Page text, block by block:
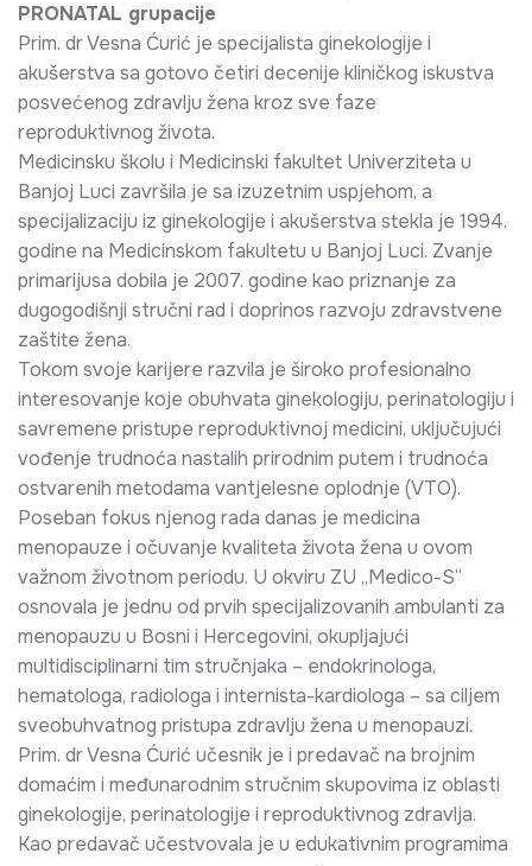
PRONATAL grupacije
Prim. dr Vesna Ćurić je specijalista ginekologije i
akušerstva sa gotovo četiri decenije kliničkog iskustva
posvećenog zdravlju žena kroz sve faze
reproduktivnog života.
Medicinsku školu i Medicinski fakultet Univerziteta u
Banjoj Luci završila je sa izuzetnim uspjehom, a
specijalizaciju iz ginekologije i akušerstva stekla je 1994.
godine na Medicinskom fakultetu u Banjoj Luci. Zvanje
primarijusa dobila je 2007. godine kao priznanje za
dugogodišnji stručni rad i doprinos razvoju zdravstvene
zaštite žena.
Tokom svoje karijere razvila je široko profesionalno
interesovanje koje obuhvata ginekologiju, perinatologiju i
savremene pristupe reproduktivnoj medicini, uključujući
vođenje trudnoća nastalih prirodnim putem i trudnoća
ostvarenih metodama vantjelesne oplodnje (VTO).
Poseban fokus njenog rada danas je medicina
menopauze i očuvanje kvaliteta života žena u ovom
važnom životnom periodu. U okviru ZU „Medico-S“
osnovala je jednu od prvih specijalizovanih ambulanti za
menopauzu u Bosni i Hercegovini, okupljajući
multidisciplinarni tim stručnjaka – endokrinologa,
hematologa, radiologa i internista-kardiologa – sa ciljem
sveobuhvatnog pristupa zdravlju žena u menopauzi.
Prim. dr Vesna Ćurić učesnik je i predavač na brojnim
domaćim i međunarodnim stručnim skupovima iz oblasti
ginekologije, perinatologije i reproduktivnog zdravlja.
Kao predavač učestvovala je u edukativnim programima